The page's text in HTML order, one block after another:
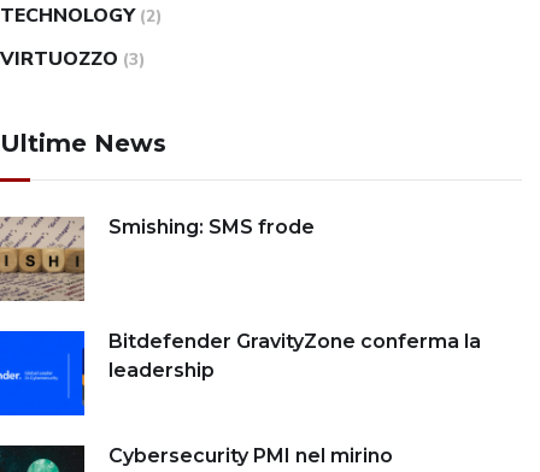
TECHNOLOGY (2)
VIRTUOZZO (3)
Ultime News
Smishing: SMS frode
Bitdefender GravityZone conferma la
leadership
Cybersecurity PMI nel mirino